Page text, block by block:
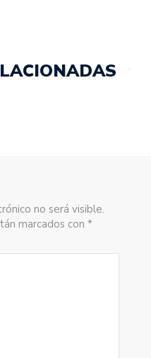
no será visible.
marcados con *